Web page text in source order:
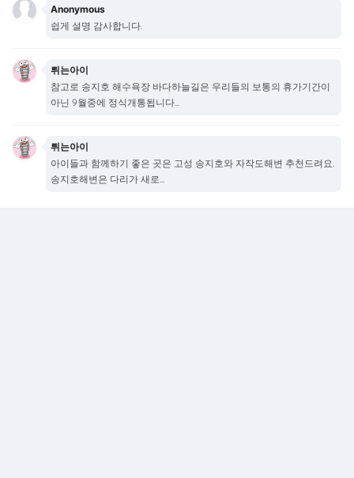
Anonymous
쉽게 설명 감사합니다.
튀는아이
참고로 송지호 해수욕장 바다하늘길은 우리들의 보통의 휴가기간이
아닌 9월중에 정식개통됩니다...
튀는아이
아이들과 함께하기 좋은 곳은 고성 송지호와 자작도해변 추천드려요.
송지호해변은 다리가 새로...